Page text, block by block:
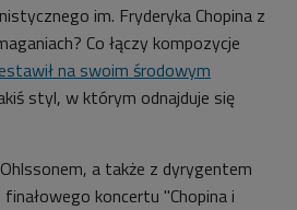
im. Fryderyka Chopina z
Co łączy kompozycje
na swoim środowym
styl, w którym odnajduje się
a także z dyrygentem
koncertu "Chopina i